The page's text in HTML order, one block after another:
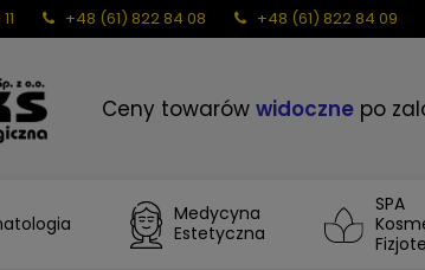
+48 (61) 822 84 08 +48 (61) 822 84 09
Ceny towarów widocznepo
Medycyna
Estetyczna
SPA